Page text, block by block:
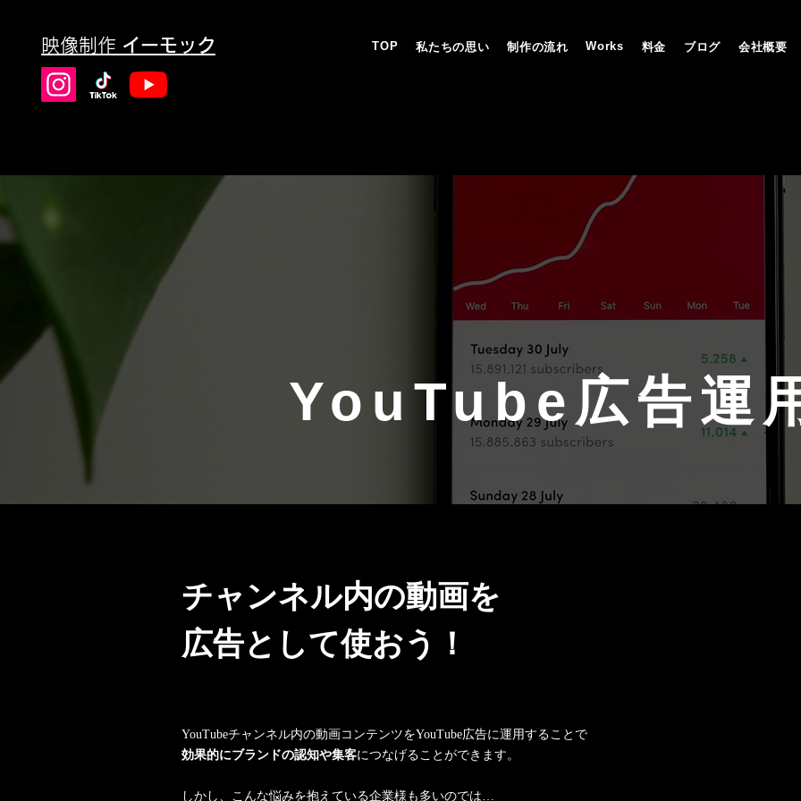
映像制作 イーモック TOP 私たちの思い 制作の流れ Works 料金 ブログ 会社概要
YouTube広告運
チャンネル内の動画を
広告として使おう！
YouTubeチャンネル内の動画コンテンツをYouTube広告に運用することで
効果的にブランドの認知や集客につなげることができます。
しかし、こんな悩みを抱えている企業様も多いのでは…